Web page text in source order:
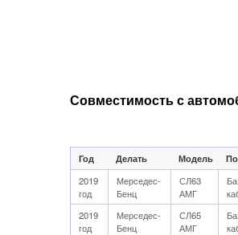
Совместимость с
Год Делать Модель
2019
год
Мерседес-
Бенц
СЛ63
АМГ
2019
год
Мерседес-
Бенц
СЛ65
АМГ